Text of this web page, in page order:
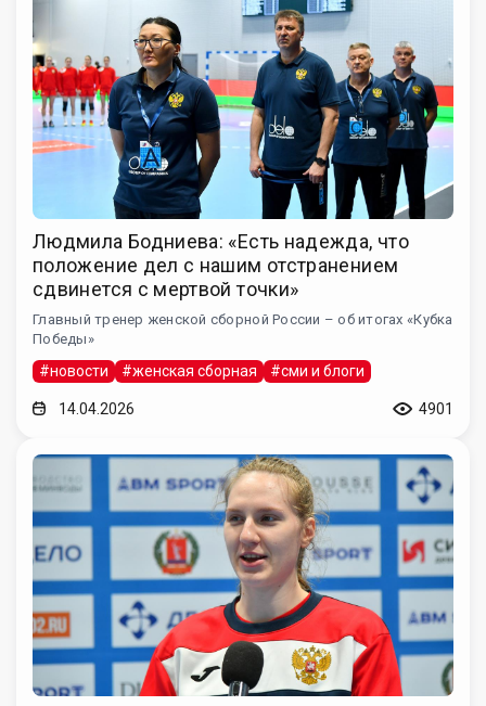
Людмила Бодниева: «Есть надежда, что
положение дел с нашим отстранением
сдвинется с мертвой точки»
Главный тренер женской сборной России – об итогах «Кубка
Победы»
#новости #женская сборная #сми и блоги
14.04.2026 4901